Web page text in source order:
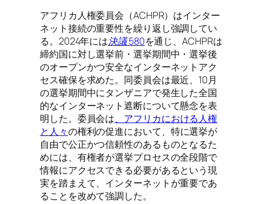
アフリカ人権委員会（ACHPR）はインター
ネット接続の重要性を繰り返し強調してい
る。2024年には決議580を通じ、ACHPRは
締約国に対し選挙前・選挙期間中・選挙後
のオープンかつ安全なインターネットアク
セス確保を求めた。同委員会は最近、10月
の選挙期間中にタンザニアで発生した全国
的なインターネット遮断について懸念を表
明した。委員会は、アフリカにおける人権
と人々の権利の促進において、特に選挙が
自由で公正かつ信頼性のあるものとなるた
めには、有権者が選挙プロセスの全段階で
情報にアクセスできる必要があるという現
実を踏まえて、インターネットが重要であ
ることを改めて強調した。